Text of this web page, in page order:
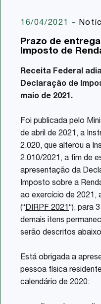
16/04/2021 -
Prazo de
Imposto de
Receita Federal
Declaração de
maio de 2021.
Foi publicada pelo
de abril de 2021, a
2.020, que alterou a
2.010/2021, a fim de
apresentação da
Imposto sobre a
ao exercício de 2021,
(“DIRPF 2021“), para
demais itens
serão descritos
Está obrigada a
pessoa física
calendário de 2020: